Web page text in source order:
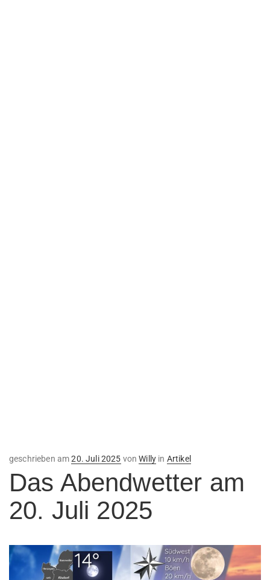
geschrieben amVeröffentlicht
am
20. Juli 2025 vonWilly in Artikel
Das Abendwetter am
20. Juli 2025